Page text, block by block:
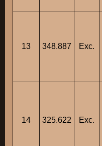
13 348.887 Exc.
14 325.622 Exc.